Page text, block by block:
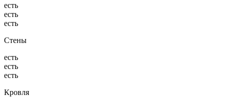
есть
есть
есть
Стены
есть
есть
есть
Кровля